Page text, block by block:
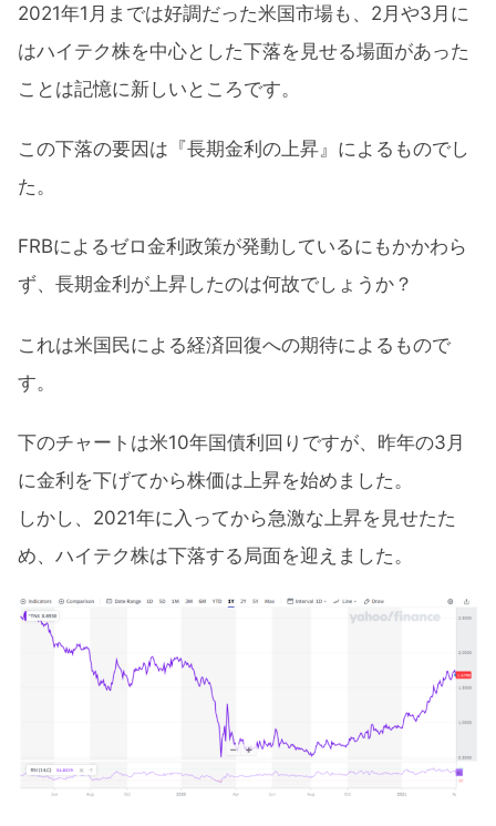
2021年1月までは好調だった米国市場も、2月や3月に
はハイテク株を中心とした下落を見せる場面があった
ことは記憶に新しいところです。
この下落の要因は『長期金利の上昇』によるものでし
た。
FRBによるゼロ金利政策が発動しているにもかかわら
ず、長期金利が上昇したのは何故でしょうか？
これは米国民による経済回復への期待によるもので
す。
下のチャートは米10年国債利回りですが、昨年の3月
に金利を下げてから株価は上昇を始めました。
しかし、2021年に入ってから急激な上昇を見せたた
め、ハイテク株は下落する局面を迎えました。